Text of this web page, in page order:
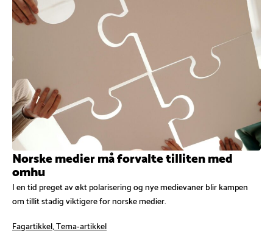
Norske medier må forvalte tilliten med
omhu
I en tid preget av økt polarisering og nye medievaner blir kampen
om tillit stadig viktigere for norske medier.
Fagartikkel, Tema-artikkel